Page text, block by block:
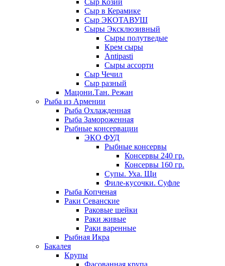
Сыр Козий
Сыр в Керамике
Сыр ЭКОТАВУШ
Сыры Эксклюзивный
Сыры полутведые
Крем сыры
Antipasti
Сыры ассорти
Сыр Чечил
Сыр разный
Мацони.Тан. Режан
Рыба из Армении
Рыба Охлажденная
Рыба Замороженная
Рыбные консервации
ЭКО ФУД
Рыбные консервы
Консервы 240 гр.
Консервы 160 гр.
Супы. Уха. Щи
Филе-кусочки. Суфле
Рыба Копченая
Раки Севанские
Раковые шейки
Раки живые
Раки варенные
Рыбная Икра
Бакалея
Крупы
Фасованная крупа